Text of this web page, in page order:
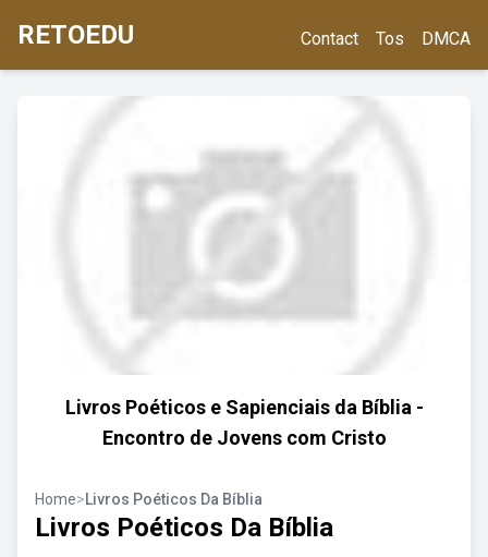
RETOEDU Contact Tos DMCA
Livros Poéticos e Sapienciais da Bíblia -
Encontro de Jovens com Cristo
Home>Livros Poéticos Da Bíblia
Livros Poéticos Da Bíblia